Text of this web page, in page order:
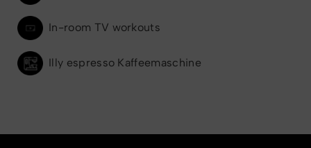
In-room TV workouts
Illy espresso Kaffeemaschine